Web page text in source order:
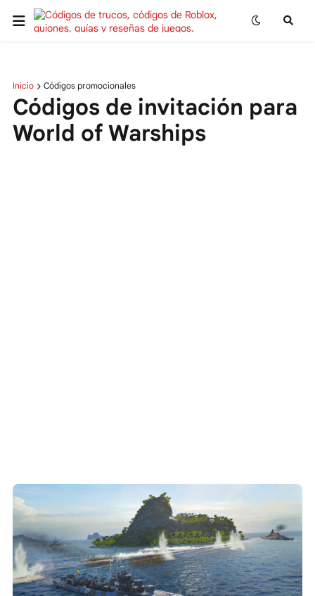
Inicio Códigos promocionales
Códigos de invitación para
World of Warships